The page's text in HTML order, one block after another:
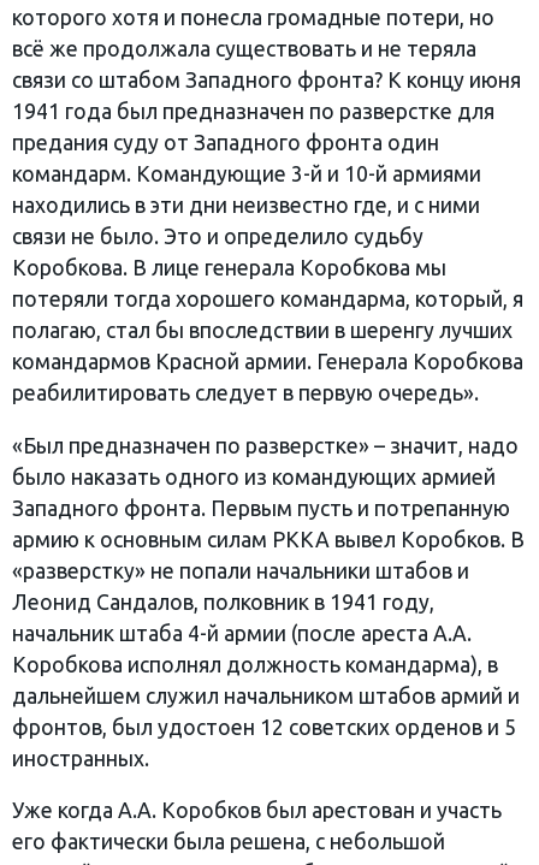
которого хотя и понесла громадные потери, но
всё же продолжала существовать и не теряла
связи со штабом Западного фронта? К концу июня
1941 года был предназначен по разверстке для
предания суду от Западного фронта один
командарм. Командующие 3-й и 10-й армиями
находились в эти дни неизвестно где, и с ними
связи не было. Это и определило судьбу
Коробкова. В лице генерала Коробкова мы
потеряли тогда хорошего командарма, который, я
полагаю, стал бы впоследствии в шеренгу лучших
командармов Красной армии. Генерала Коробкова
реабилитировать следует в первую очередь».
«Был предназначен по разверстке» – значит, надо
было наказать одного из командующих армией
Западного фронта. Первым пусть и потрепанную
армию к основным силам РККА вывел Коробков. В
«разверстку» не попали начальники штабов и
Леонид Сандалов, полковник в 1941 году,
начальник штаба 4-й армии (после ареста А.А.
Коробкова исполнял должность командарма), в
дальнейшем служил начальником штабов армий и
фронтов, был удостоен 12 советских орденов и 5
иностранных.
Уже когда А.А. Коробков был арестован и участь
его фактически была решена, с небольшой